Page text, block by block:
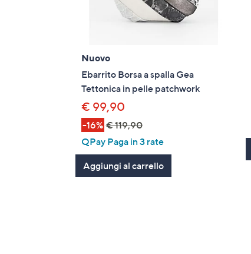
Nuovo
Ebarrito Borsa a spalla Gea
Tettonica in pelle patchwork
€ 99,90
-16% € 119,90
QPay Paga in 3 rate
Aggiungi al carrello